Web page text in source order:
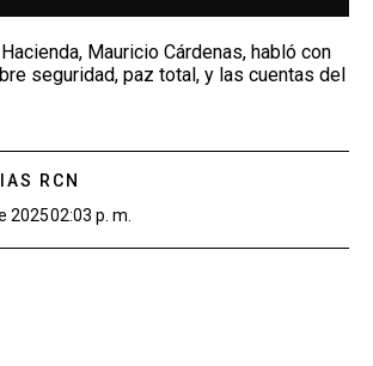
Mauricio Cárdenas, habló con
seguridad, paz total, y las cuentas del
RCN
202502:03 p. m.